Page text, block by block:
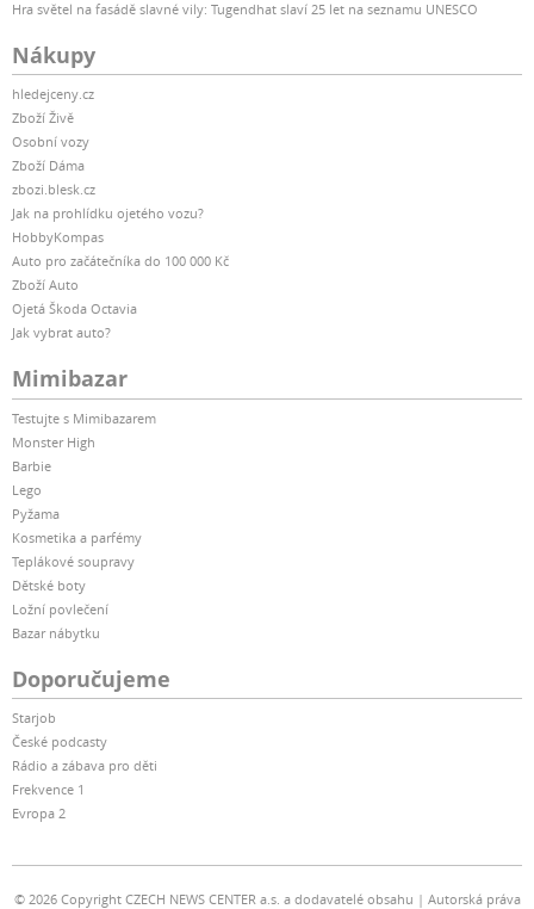
Hra světel na fasádě slavné vily: Tugendhat slaví 25 let na seznamu UNESCO
Nákupy
hledejceny.cz
Zboží Živě
Osobní vozy
Zboží Dáma
zbozi.blesk.cz
Jak na prohlídku ojetého vozu?
HobbyKompas
Auto pro začátečníka do 100 000 Kč
Zboží Auto
Ojetá Škoda Octavia
Jak vybrat auto?
Mimibazar
Testujte s Mimibazarem
Monster High
Barbie
Lego
Pyžama
Kosmetika a parfémy
Teplákové soupravy
Dětské boty
Ložní povlečení
Bazar nábytku
Doporučujeme
Starjob
České podcasty
Rádio a zábava pro děti
Frekvence 1
Evropa 2
© 2026 Copyright CZECH NEWS CENTER a.s. a dodavatelé obsahu Autorská práva